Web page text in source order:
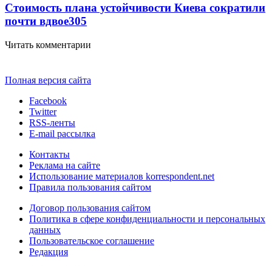
Стоимость плана устойчивости Киева сократили
почти вдвое305
Читать комментарии
Полная версия сайта
Facebook
Twitter
RSS-ленты
E-mail рассылка
Контакты
Реклама на сайте
Использование материалов korrespondent.net
Правила пользования сайтом
Договор пользования сайтом
Политика в сфере конфиденциальности и персональных
данных
Пользовательское соглашение
Редакция